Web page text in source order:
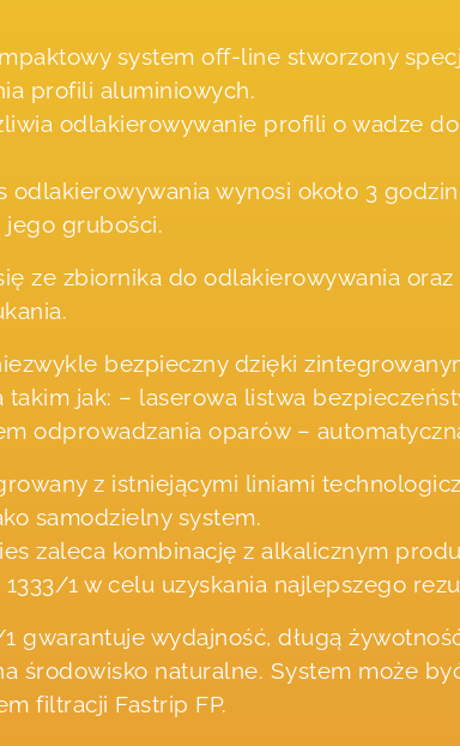
system off-line stworzony
profili aluminiowych.
odlakierowywanie profili o wadze
odlakierowywania wynosi około 3
grubości.
ze zbiornika do odlakierowywania
bezpieczny dzięki
jak: – laserowa listwa
odprowadzania oparów –
z istniejącymi liniami
samodzielny system.
zaleca kombinację z alkalicznym
1 w celu uzyskania najlepszego
gwarantuje wydajność, długą
środowisko naturalne. System może
filtracji Fastrip FP.